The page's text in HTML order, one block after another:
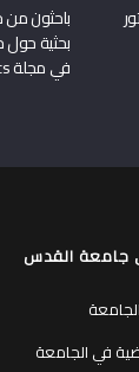
باحثون
بحثية حول
في مجلة Frontiers in Pediatrics
جامعة القدس
في الجامعة